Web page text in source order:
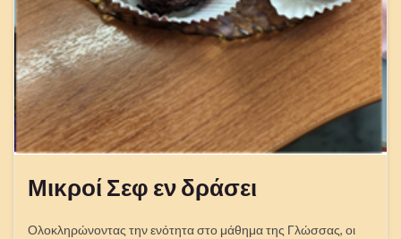
Μικροί Σεφ εν δράσει
Ολοκληρώνοντας την ενότητα στο μάθημα της Γλώσσας, οι